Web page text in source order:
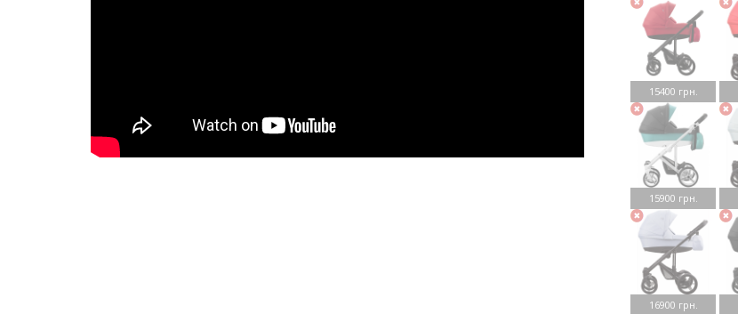
15400 грн.
15900 грн.
16900 грн.